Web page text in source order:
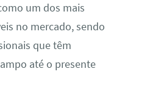
um dos mais
no mercado, sendo
que têm
até o presente